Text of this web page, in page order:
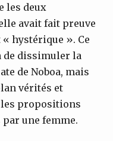
les deux
avait fait preuve
hystérique ». Ce
de dissimuler la
de Noboa, mais
vérités et
propositions
une femme.